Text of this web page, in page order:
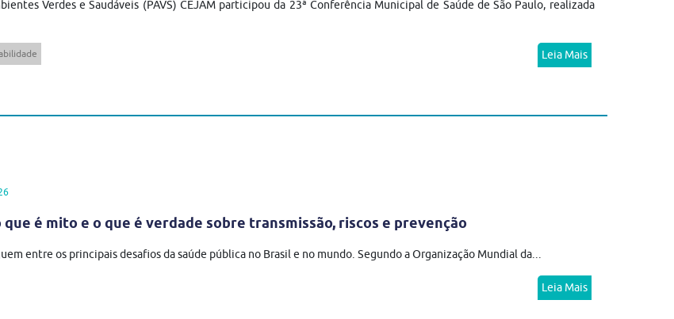
Verdes e Saudáveis (PAVS) CEJAM participou da 23ª Conferência Municipal de Saúde de São Paulo, realizada
Leia Mais
que é mito e o que é verdade sobre transmissão, riscos e prevenção
entre os principais desafios da saúde pública no Brasil e no mundo. Segundo a Organização Mundial da...
Leia Mais